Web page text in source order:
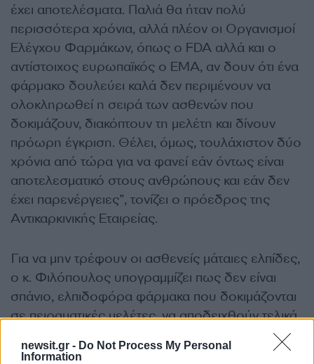
newsit.gr - Do Not Process My Personal
Information
έχει αποτελέσματα. Παλιά θα ήταν πολύ
περισσότερα χρόνια, αλλά πλέον οι Οργανισμοί
Ελέγχου Φαρμάκων, όπως ο FDA αλλά και ο
αντίστοιχος ευρωπαϊκός ο EMA, αν δουν ότι ένα
φάρμακο δουλεύει καλά δεν περιμένουν να
ολοκληρωθεί η σειρά των ασθενών που
δοκιμάζουν, διακόπτουν τη μελέτη και δίνουν
πρόωρη έγκριση. Θέλει, όμως, τουλάχιστον δύο
χρόνια από τώρα για να φανεί εάν όντως είναι
αποτελεσματικό στους ανθρώπους και εάν δεν
έχει παρενέργειες”, τονίζει ο πρόεδρος της
Αντικαρκινικής Εταιρείας.
Για να μην τρέφουν οι ασθενείς μάταιες ελπίδες,
ο κ. Φιλόπουλος υπογραμμίζει πως δεν είναι
σπάνιο, ελπιδοφόρα φάρμακα που δοκιμάζονται
σε πειραματικές μελέτες, να αποδειχθούν τελικά